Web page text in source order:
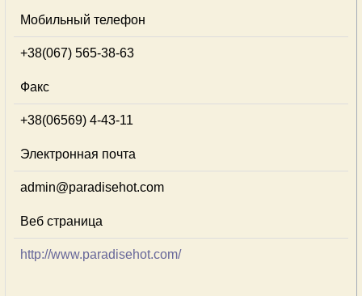
Мобильный телефон
+38(067) 565-38-63
Факс
+38(06569) 4-43-11
Электронная почта
admin@paradisehot.com
Веб страница
http://www.paradisehot.com/